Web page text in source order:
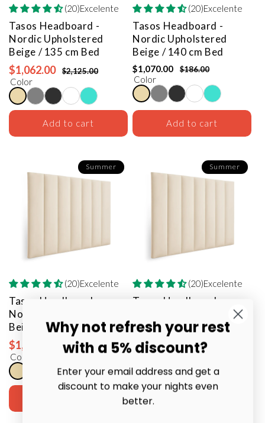
(20)Excelente
Tasos Headboard -
Nordic Upholstered
Beige / 135 cm Bed
$1,062.00 $2,125.00
Color
Add to cart
(20)Excelente
Tasos Headboard -
Nordic Upholstered
Beige / 140 cm Bed
$1,070.00 $186.00
Color
Add to cart
Summer
(20)Excelente
Tasos Headboard -
Nordic Upholstered
Beige / 150 cm Bed
$1,116.00 $2,232.00
Color
Summer
(20)Excelente
Tasos Headboard -
Beige / 160 cm Bed
$1,134.00 $2,303.00
Color
Why not refresh your rest
with a 5% discount?
Enter your email address and get a
discount to make your nights even
better.